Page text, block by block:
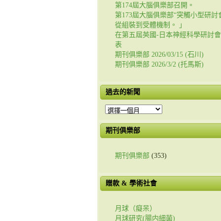
第174屆大腦俱樂部召開。
第173屆大腦俱樂部“突觸小型研討
從組裝到受體機制。 」
在第五屆英國-日本神經科學研討
表
期刊俱樂部 2026/03/15 (石川)
期刊俱樂部 2026/3/2 (托馬斯)
過去的新聞
過
的
新
期刊俱樂部
期刊俱樂部 (353)
贈款 & 學術社會
月球（癡呆）
月球研究(腸内細菌)